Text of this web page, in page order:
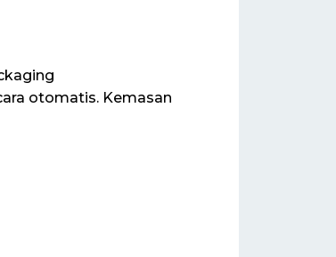
otomatis. Kemasan